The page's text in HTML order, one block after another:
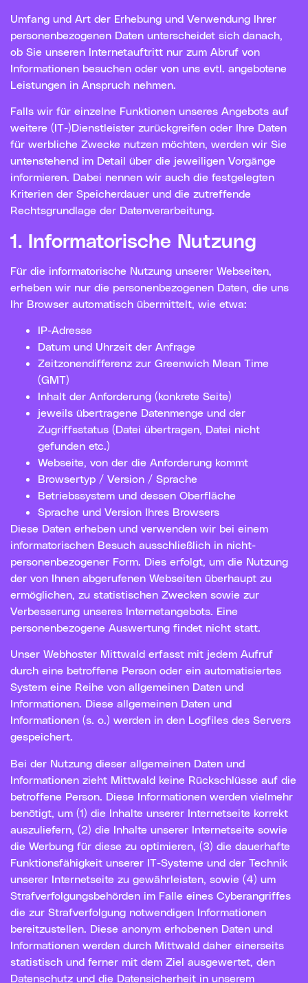
Umfang und Art der Erhebung und Verwendung Ihrer
personenbezogenen Daten unterscheidet sich danach,
ob Sie unseren Internetauftritt nur zum Abruf von
Informationen besuchen oder von uns evtl. angebotene
Leistungen in Anspruch nehmen.
Falls wir für einzelne Funktionen unseres Angebots auf
weitere (IT-)Dienstleister zurückgreifen oder Ihre Daten
für werbliche Zwecke nutzen möchten, werden wir Sie
untenstehend im Detail über die jeweiligen Vorgänge
informieren. Dabei nennen wir auch die festgelegten
Kriterien der Speicherdauer und die zutreffende
Rechtsgrundlage der Datenverarbeitung.
1. Informatorische Nutzung
Für die informatorische Nutzung unserer Webseiten,
erheben wir nur die personenbezogenen Daten, die uns
Ihr Browser automatisch übermittelt, wie etwa:
IP-Adresse
Datum und Uhrzeit der Anfrage
Zeitzonendifferenz zur Greenwich Mean Time
(GMT)
Inhalt der Anforderung (konkrete Seite)
jeweils übertragene Datenmenge und der
Zugriffsstatus (Datei übertragen, Datei nicht
gefunden etc.)
Webseite, von der die Anforderung kommt
Browsertyp / Version / Sprache
Betriebssystem und dessen Oberfläche
Sprache und Version Ihres Browsers
Diese Daten erheben und verwenden wir bei einem
informatorischen Besuch ausschließlich in nicht-
personenbezogener Form. Dies erfolgt, um die Nutzung
der von Ihnen abgerufenen Webseiten überhaupt zu
ermöglichen, zu statistischen Zwecken sowie zur
Verbesserung unseres Internetangebots. Eine
personenbezogene Auswertung findet nicht statt.
Unser Webhoster Mittwald erfasst mit jedem Aufruf
durch eine betroffene Person oder ein automatisiertes
System eine Reihe von allgemeinen Daten und
Informationen. Diese allgemeinen Daten und
Informationen (s. o.) werden in den Logfiles des Servers
gespeichert.
Bei der Nutzung dieser allgemeinen Daten und
Informationen zieht Mittwald keine Rückschlüsse auf die
betroffene Person. Diese Informationen werden vielmehr
benötigt, um (1) die Inhalte unserer Internetseite korrekt
auszuliefern, (2) die Inhalte unserer Internetseite sowie
die Werbung für diese zu optimieren, (3) die dauerhafte
Funktionsfähigkeit unserer IT-Systeme und der Technik
unserer Internetseite zu gewährleisten, sowie (4) um
Strafverfolgungsbehörden im Falle eines Cyberangriffes
die zur Strafverfolgung notwendigen Informationen
bereitzustellen. Diese anonym erhobenen Daten und
Informationen werden durch Mittwald daher einerseits
statistisch und ferner mit dem Ziel ausgewertet, den
Datenschutz und die Datensicherheit in unserem